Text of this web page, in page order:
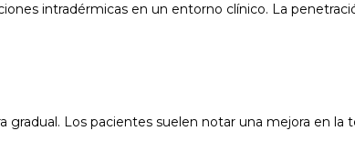
intradérmicas en un entorno clínico. La
gradual. Los pacientes suelen notar una mejora en